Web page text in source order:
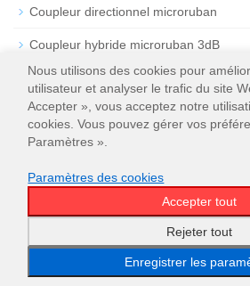
Coupleur directionnel microruban
Coupleur hybride microruban 3dB
Atténuateur
Résiliation
WT Microwave INC.
Email WeChat WhatsApp
Nous utilisons des cookies pour
utilisateur et analyser le trafic du site
Accepter », vous acceptez notre
cookies. Vous pouvez gérer vos
Paramètres ».
Paramètres des cookies
Accepter tout
Rejeter tout
Enregistrer les